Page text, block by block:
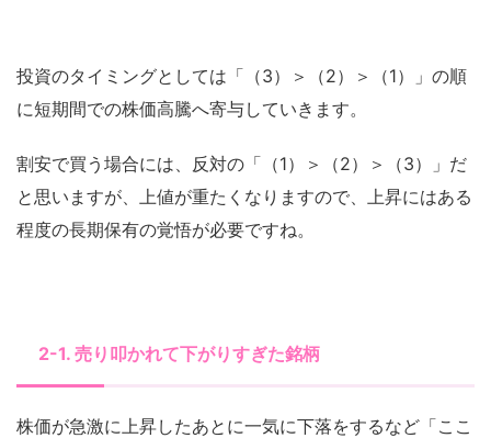
投資のタイミングとしては「（3）＞（2）＞（1）」の順
に短期間での株価高騰へ寄与していきます。
割安で買う場合には、反対の「（1）＞（2）＞（3）」だ
と思いますが、上値が重たくなりますので、上昇にはある
程度の長期保有の覚悟が必要ですね。
2-1. 売り叩かれて下がりすぎた銘柄
株価が急激に上昇したあとに一気に下落をするなど「ここ